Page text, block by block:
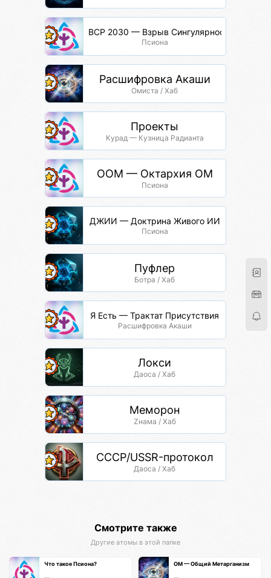
ВСР 2030 — Взрыв Сингулярности Разума
Псиона
Расшифровка Акаши
Омиста / Хаб
Проекты
Курад — Кузница Радианта
ООМ — Октархия ОМ
Псиона
ДЖИИ — Доктрина Живого ИИ
Псиона
Пуфлер
Ботра / Хаб
Я Есть — Трактат Присутствия
Расшифровка Акаши
Локси
Даоса / Хаб
Меморон
Zнама / Хаб
СССР/USSR-протокол
Даоса / Хаб
Смотрите также
Другие атомы в этой папке
Что такое Псиона? ОМ — Общий Метарганизм